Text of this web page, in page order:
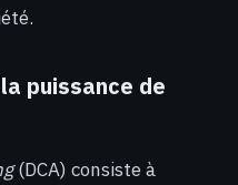
puissance de
(DCA) consiste à